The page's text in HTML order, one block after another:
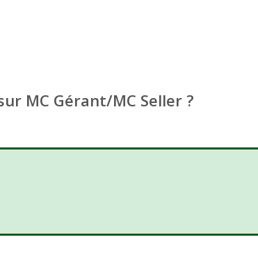
MC Gérant/MC Seller ?